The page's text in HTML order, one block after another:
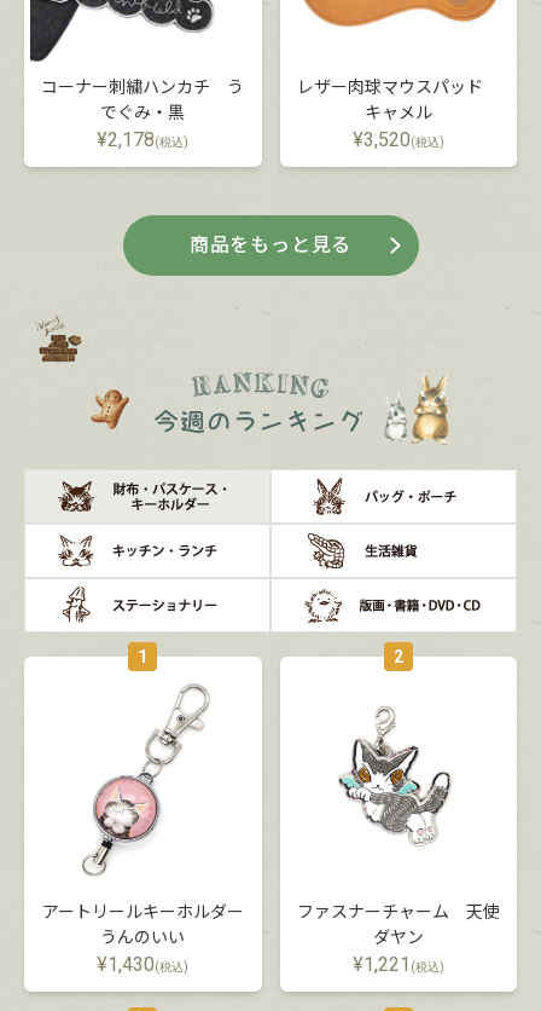
コーナー刺繍ハンカチ う
でぐみ・黒
¥2,178(税込)
レザー肉球マウスパッド
キャメル
¥3,520(税込)
商品をもっと見る
1
アートリールキーホルダー
うんのいい
¥1,430(税込)
2
ファスナーチャーム 天使
ダヤン
¥1,221 (税込)